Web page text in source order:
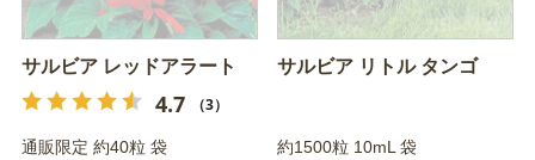
サルビア レッドアラート
4.7 （3）
通販限定 約40粒 袋
サルビア リトル タンゴ
約1500粒 10mL 袋